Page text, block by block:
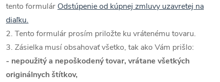
tento formulár Odstúpenie od kúpnej zmluvy uzavretej na
diaľku.
2. Tento formulár prosím priložte ku vrátenému tovaru.
3. Zásielka musí obsahovať všetko, tak ako Vám prišlo:
- nepoužitý a nepoškodený tovar, vrátane všetkých
originálnych štítkov,